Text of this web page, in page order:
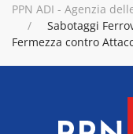
PPN ADI - Agenzia
Sabotaggi
Fermezza contro